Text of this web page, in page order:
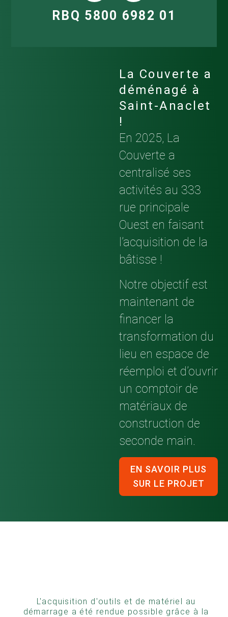
RBQ 5800 6982 01
La Couverte a
déménagé à
Saint-Anaclet
!
En 2025, La
Couverte a
centralisé ses
activités au 333
rue principale
Ouest en faisant
l’acquisition de la
bâtisse !
Notre objectif est
maintenant de
financer la
transformation du
lieu en espace de
réemploi et d’ouvrir
un comptoir de
matériaux de
construction de
seconde main.
EN SAVOIR PLUS
SUR LE PROJET
L'acquisition d'outils et de matériel au
démarrage a été rendue possible grâce à la